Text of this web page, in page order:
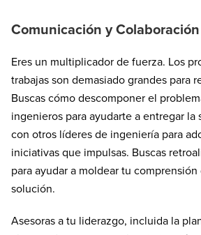
Comunicación y Colaboración
Eres un multiplicador de fuerza. Los
trabajas son demasiado grandes para
Buscas cómo descomponer el
ingenieros para ayudarte a entregar la
con otros líderes de ingeniería para
iniciativas que impulsas. Buscas
para ayudar a moldear tu
solución.
Asesoras a tu liderazgo, incluida la